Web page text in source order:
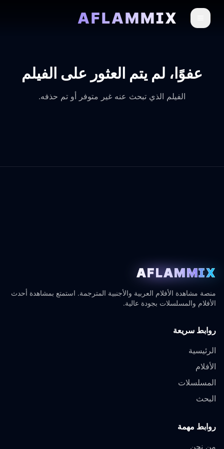
AFLAMMIX
عفوًا، لم يتم العثور على الفيلم
الفيلم الذي تبحث عنه غير متوفر أو تم حذفه.
AFLAMMIX
منصة مشاهدة الأفلام العربية والأجنبية المترجمة. استمتع بمشاهدة أحدث
الأفلام والمسلسلات بجودة عالية.
روابط سريعة
الرئيسية
الأفلام
المسلسلات
البحث
روابط مهمة
من نحن